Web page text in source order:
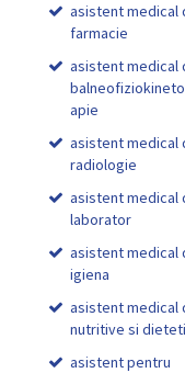
asistent medical
farmacie
asistent medical
apie
asistent medical
radiologie
asistent medical
laborator
asistent medical
igiena
asistent medical
nutritive si
asistent pentru